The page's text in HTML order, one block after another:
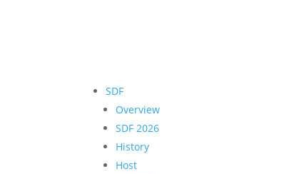
SDF
Overview
SDF 2026
History
Host